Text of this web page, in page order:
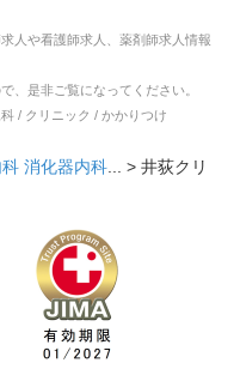
人や看護師求人、薬剤師求人情報
、是非ご覧になってください。
/ クリニック / かかりつけ
科 消化器内科 ... > 井荻クリ